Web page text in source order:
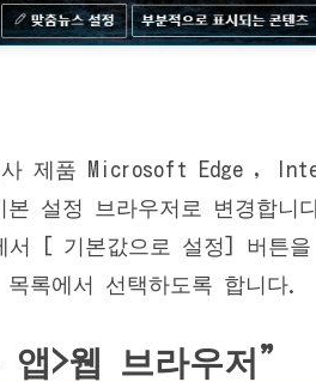
사 제품 Microsoft Edge ,
본 설정 브라우저로 변경합
서 [ 기본값으로 설정] 버튼
록에서 선택하도록 합니다.
앱>웹 브라우저”